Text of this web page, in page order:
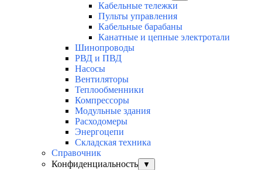
Кабельные тележки
Пульты управления
Кабельные барабаны
Канатные и цепные электротали
Шинопроводы
РВД и ПВД
Насосы
Вентиляторы
Теплообменники
Компрессоры
Модульные здания
Расходомеры
Энергоцепи
Складская техника
Справочник
Конфиденциальность
▼